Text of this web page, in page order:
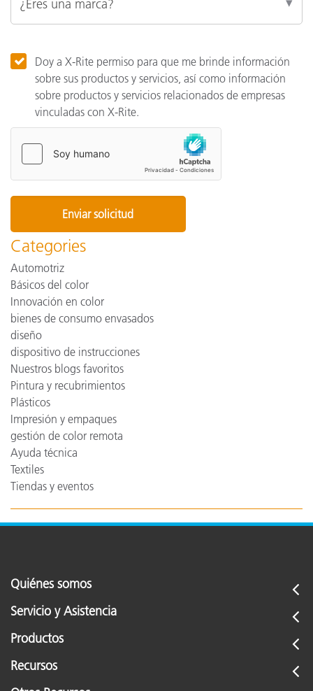
Doy a X-Rite permiso para que me brinde información
sobre sus productos y servicios, así como información
sobre productos y servicios relacionados de empresas
vinculadas con X-Rite.
Categories
Automotriz
Básicos del color
Innovación en color
bienes de consumo envasados
diseño
dispositivo de instrucciones
Nuestros blogs favoritos
Pintura y recubrimientos
Plásticos
Impresión y empaques
gestión de color remota
Ayuda técnica
Textiles
Tiendas y eventos
Quiénes somos
Servicio y Asistencia
Productos
Recursos